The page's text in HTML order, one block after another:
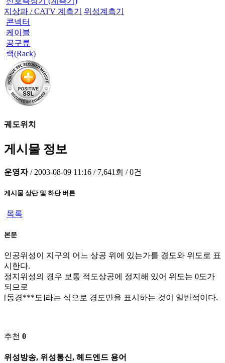
지상파 / CATV 계측기
위성계측기
콘넥터
케이블
공구류
랙(Rack)
궤도위치
게시물 정보
운영자 / 2003-08-09 11:16 / 7,641회 / 0건
게시물 상단 및 하단 버튼
목록
본문
인공위성이 지구의 어느 상공 위에 있는가를 경도와 위도로 표
시한다.
정지위성의 경우 보통 적도상공에 정지해 있어 위도는 0도가
되므로
[동경***도]라는 식으로 경도만을 표시하는 것이 일반적이다.
추천 0
위성방송, 위성통신, 헤드엔드 용어